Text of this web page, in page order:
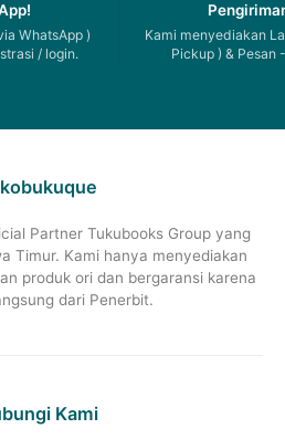
WhatsApp )
/ login.
Kami menyediakan
Pickup ) & Pesan
Partner Tukubooks Group yang
Timur. Kami hanya menyediakan
produk ori dan bergaransi karena
dari Penerbit.
Kami